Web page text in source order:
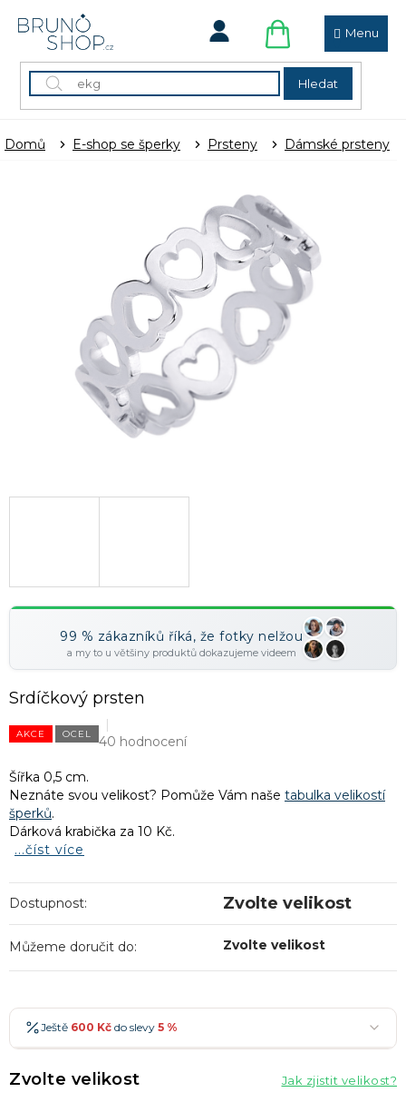
Hledat
NÁKUPNÍ
KOŠÍK
Domů E-shop se šperky Prsteny Dámské prsteny
99 % zákazníků říká, že fotky nelžou
a my to u většiny produktů dokazujeme videem
Srdíčkový prsten
AKCE OCEL 40 hodnocení
Šířka 0,5 cm.
Neznáte svou velikost? Pomůže Vám naše tabulka velikostí
šperků.
Dárková krabička za 10 Kč.
...číst více
Dostupnost: Zvolte velikost
Můžeme doručit do: Zvolte velikost
Ještě 600 Kč do slevy 5 %
Zvolte velikost Jak zjistit velikost?